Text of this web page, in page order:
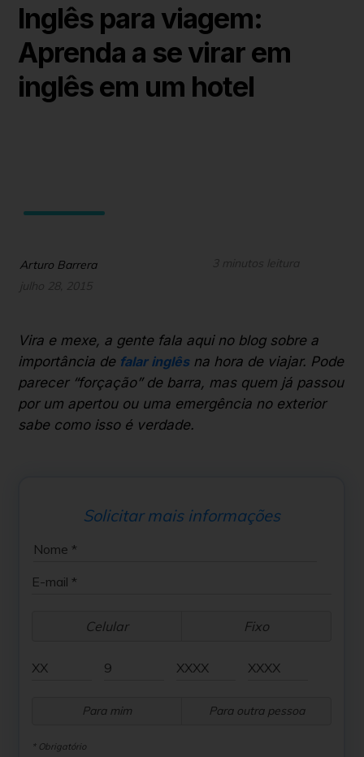
Inglês para viagem:
Aprenda a se virar em
inglês em um hotel
Arturo Barrera
julho 28, 2015
3 minutos leitura
Vira e mexe, a gente fala aqui no blog sobre a
importância de falar inglêsna hora de viajar. Pode
parecer “forçação” de barra, mas quem já passou
por um apertou ou uma emergência no exterior
sabe como isso é verdade.
Solicitar mais informações
Celular Fixo
Para mim Para outra pessoa
* Obrigatório